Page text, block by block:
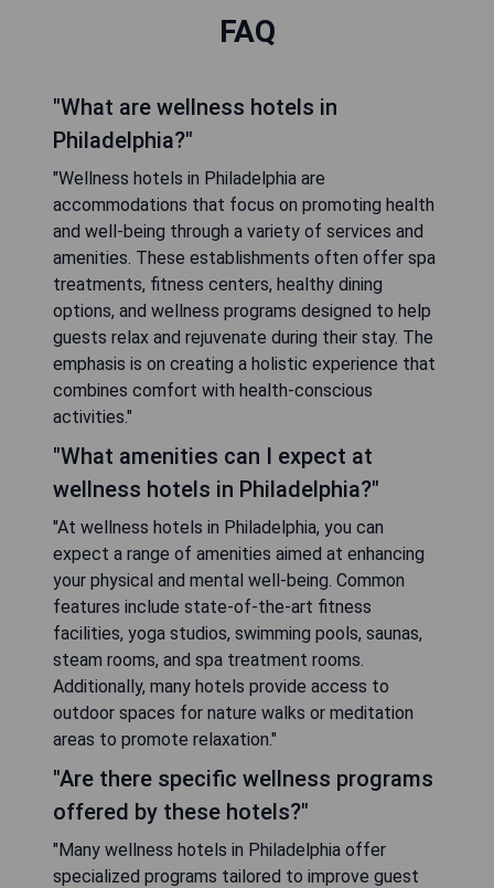
FAQ
"What are wellness hotels in
Philadelphia?"
"Wellness hotels in Philadelphia are
accommodations that focus on promoting health
and well-being through a variety of services and
amenities. These establishments often offer spa
treatments, fitness centers, healthy dining
options, and wellness programs designed to help
guests relax and rejuvenate during their stay. The
emphasis is on creating a holistic experience that
combines comfort with health-conscious
activities."
"What amenities can I expect at
wellness hotels in Philadelphia?"
"At wellness hotels in Philadelphia, you can
expect a range of amenities aimed at enhancing
your physical and mental well-being. Common
features include state-of-the-art fitness
facilities, yoga studios, swimming pools, saunas,
steam rooms, and spa treatment rooms.
Additionally, many hotels provide access to
outdoor spaces for nature walks or meditation
areas to promote relaxation."
"Are there specific wellness programs
offered by these hotels?"
"Many wellness hotels in Philadelphia offer
specialized programs tailored to improve guest